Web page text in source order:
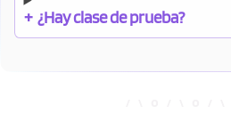
+ ¿Hay clase de prueba?